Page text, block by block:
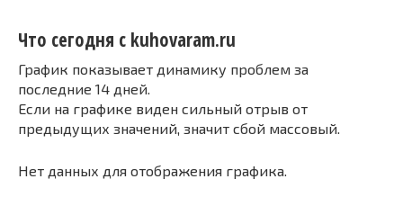
Что сегодня с kuhovaram.ru
График показывает динамику проблем за
последние 14 дней.
Если на графике виден сильный отрыв от
предыдущих значений, значит сбой массовый.
Нет данных для отображения графика.